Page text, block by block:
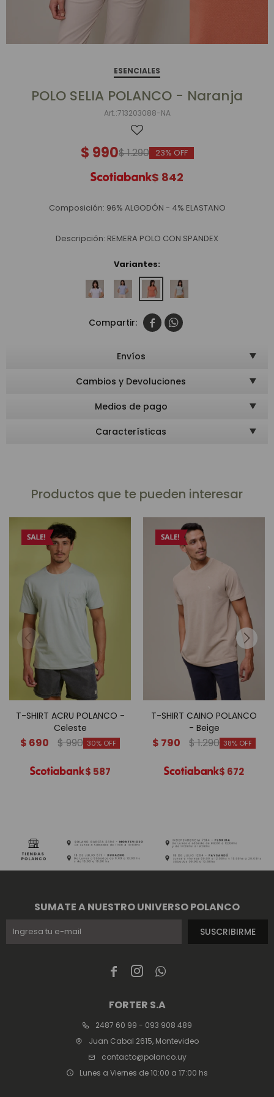
ESENCIALES
POLO SELIA POLANCO - Naranja
713203088-NA
$ 990$1.290 23
$ 842
Composición: 96% ALGODÓN - 4% ELASTANO
Descripción: REMERA POLO CON SPANDEX
Variantes:
 
Envíos
Cambios y Devoluciones
Medios de pago
Características
Productos que te pueden interesar
T-SHIRT ACRU POLANCO -
Celeste
$ 690 $990 30
$ 587
T-SHIRT CAINO POLANCO
- Beige
$ 790 $1.290 38
$ 672
  
FORTER S.A
2487 60 99 - 093 908 489
Juan Cabal 2615, Montevideo
contacto@polanco.uy
Lunes a Viernes de 10:00 a 17:00 hs
SUMATE A NUESTRO UNIVERSO POLANCO
SUSCRIBIRME